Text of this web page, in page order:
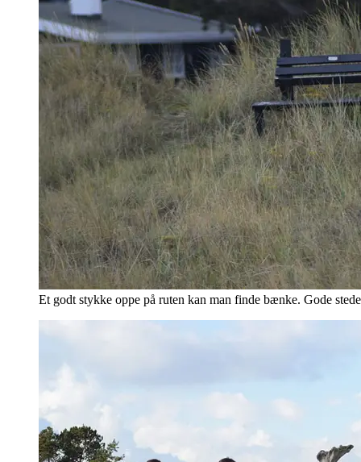
Et godt stykke oppe på ruten kan man finde bænke. Gode